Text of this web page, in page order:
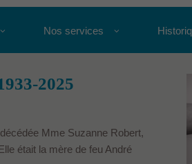
Nos services
2025
Mme Suzanne Robert,
était la mère de feu André